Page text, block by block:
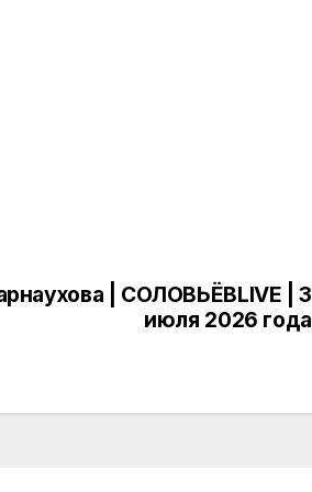
| СОЛОВЬЁВLIVE | 3
июля 2026 года